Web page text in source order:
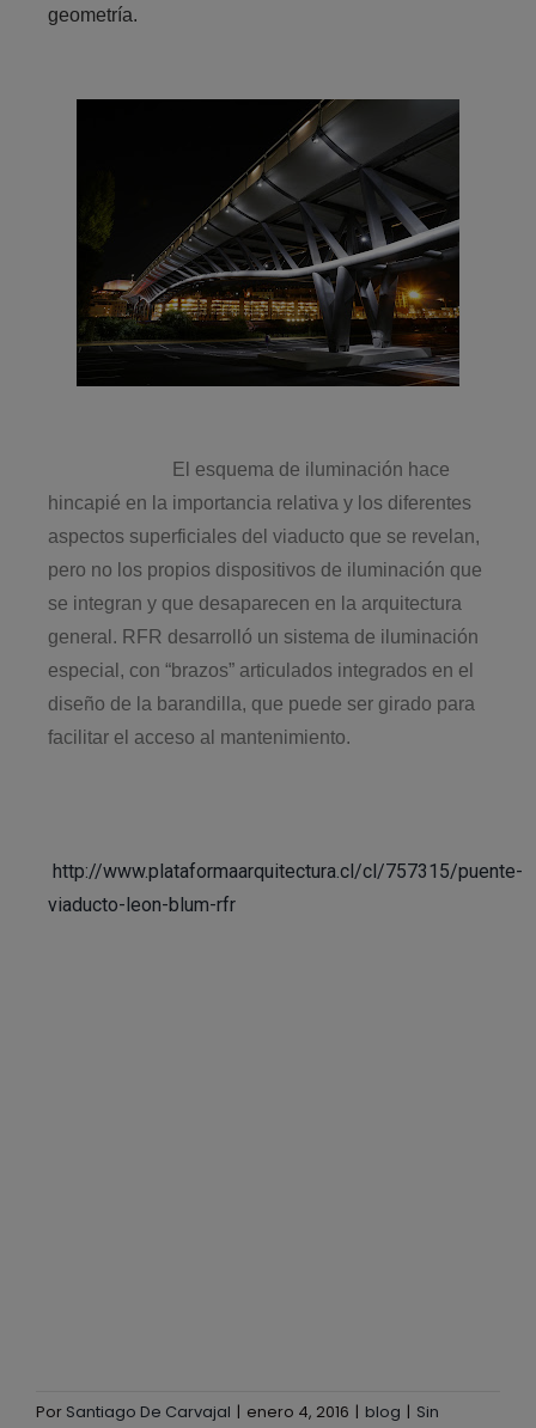
geometría.
El esquema de iluminación hace
hincapié en la importancia relativa y los diferentes
aspectos superficiales del viaducto que se revelan,
pero no los propios dispositivos de iluminación que
se integran y que desaparecen en la arquitectura
general. RFR desarrolló un sistema de iluminación
especial, con “brazos” articulados integrados en el
diseño de la barandilla, que puede ser girado para
facilitar el acceso al mantenimiento.
http://www.plataformaarquitectura.cl/cl/757315/puente-
viaducto-leon-blum-rfr
Por Santiago De Carvajal | enero 4, 2016 | blog | Sin